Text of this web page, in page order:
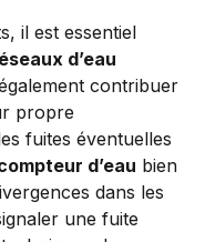
il est essentiel
d’eau
contribuer
propre
fuites éventuelles
d’eau bien
dans les
une fuite